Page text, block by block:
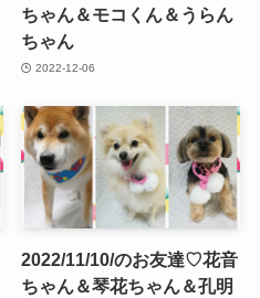
ちゃん＆モコくん＆うらん
ちゃん
2022-12-06
2022/11/10/のお友達♡花音
ちゃん＆琴花ちゃん＆孔明